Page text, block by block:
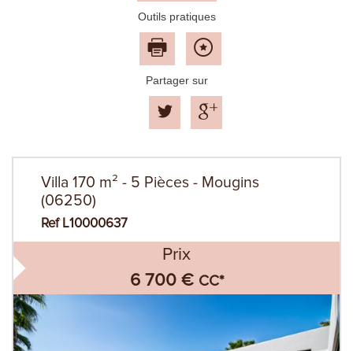
Outils pratiques
Partager sur
Villa 170 m² - 5 Pièces - Mougins
(06250)
Ref L10000637
Prix
6 700 € CC*